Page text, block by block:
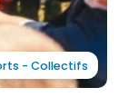
- Collectifs